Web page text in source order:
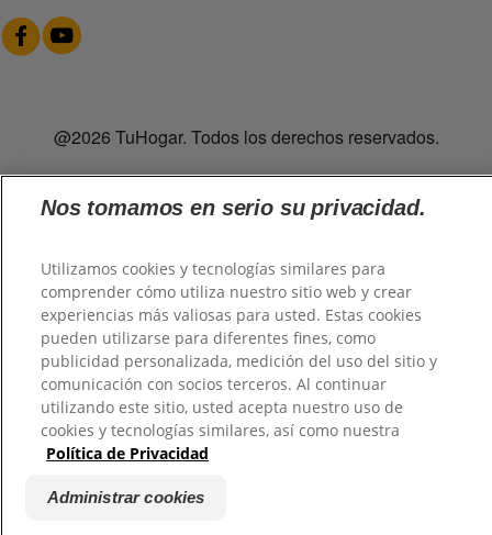
@2026 TuHogar. Todos los derechos reservados.
Nos tomamos en serio su privacidad.
Utilizamos cookies y tecnologías similares para
comprender cómo utiliza nuestro sitio web y crear
experiencias más valiosas para usted. Estas cookies
pueden utilizarse para diferentes fines, como
publicidad personalizada, medición del uso del sitio y
comunicación con socios terceros. Al continuar
utilizando este sitio, usted acepta nuestro uso de
cookies y tecnologías similares, así como nuestra
Política de Privacidad
Administrar cookies